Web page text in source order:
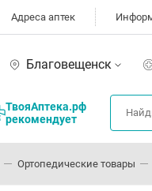
Адреса аптек
Благовещенск
ТвояАптека.рф
рекомендует
Ортопедические товары